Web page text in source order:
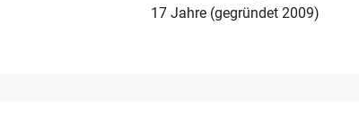
17 Jahre (gegründet 2009)